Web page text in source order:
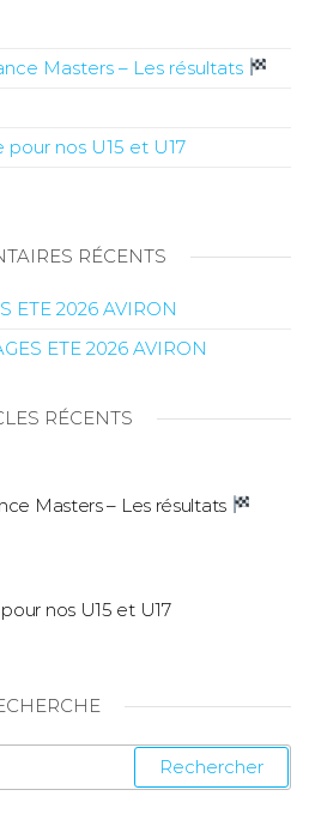
Masters – Les résultats
nos U15 et U17
RÉCENTS
ETE 2026 AVIRON
ETE 2026 AVIRON
RÉCENTS
Masters – Les résultats
nos U15 et U17